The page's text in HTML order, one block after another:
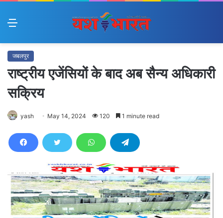
Menu
जबलपुर
राष्ट्रीय एजेंसियों के बाद अब सैन्य अधिकारी
सक्रिय
yash May 14, 2024 120 1 minute read